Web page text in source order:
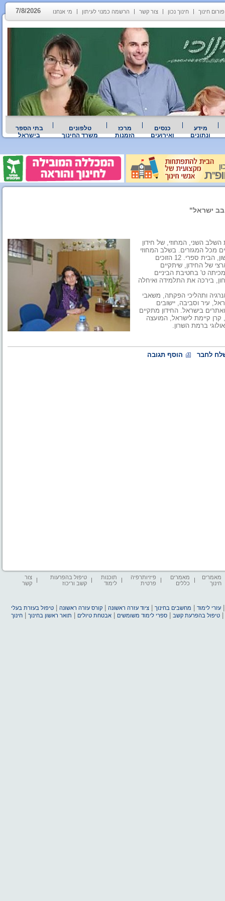
פורום חינוך חינוך נכון צור קשר הרשמה כמנוי לעיתון מי אנחנו 7/8/2026
מידע
ונתונים
כנסים
ואירועים
מרכז
הזמנות
טלפונים
משרד החינוך
בתי הספר
בישראל
השני, המחוזי, של חידון
מכל המגזרים. בשלב המחוזי
של החידון השתתפו התלמידים שזכו במקומות הראשונים בשלב הראשון, הבית ספרי. 12 הזוכים
של החידון, שיתקיים
מכיתה ט' בחטיבת הביניים
בירכה את התלמידה ואיחלה
ותהליכי הפקתה, משאבי
עיר וסביבה, יישובים
בישראל. החידון מתקיים
קיימת לישראל, המועצה
ברמת השרון.
לחבר הוסף תגובה
מאמרים
חינוך
מאמרים
כללים
פיזיותרפיה
פרטית
תוכנות
לימוד
טיפול בהפרעות
קשב וריכוז
צור
קשר
עזרי לימוד מחשבים בחינוך |ציוד עזרה ראשונה |קורס עזרה ראשונה |טיפול בעזרת בעלי
|טיפול בהפרעת קשב |ספרי לימוד משומשים |אבטחת טיולים תואר ראשון בחינוך |חינוך